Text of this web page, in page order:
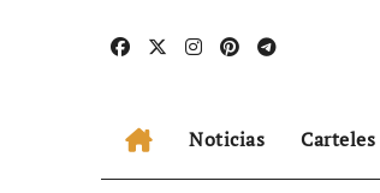
Noticias Carteles